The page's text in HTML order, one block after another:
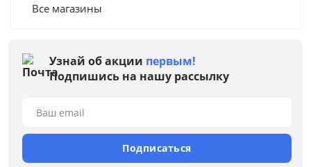
Все магазины
Узнай об акции первым!
Подпишись на нашу рассылку
Ваш email
Подписаться